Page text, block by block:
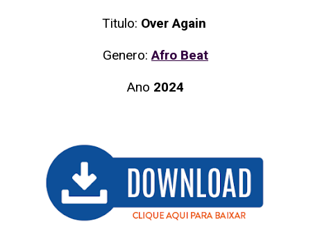
Titulo: Over Again
Genero: Afro Beat
Ano 2024